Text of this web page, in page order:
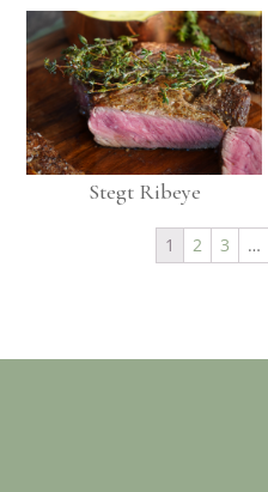
Stegt Ribeye
1 2 3 …